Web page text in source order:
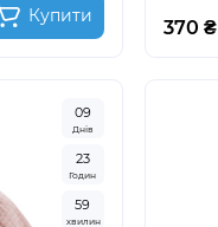
Купити
370 ₴
09
Днів
23
Годин
59
хвилин